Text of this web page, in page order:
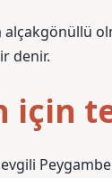
denir.
için